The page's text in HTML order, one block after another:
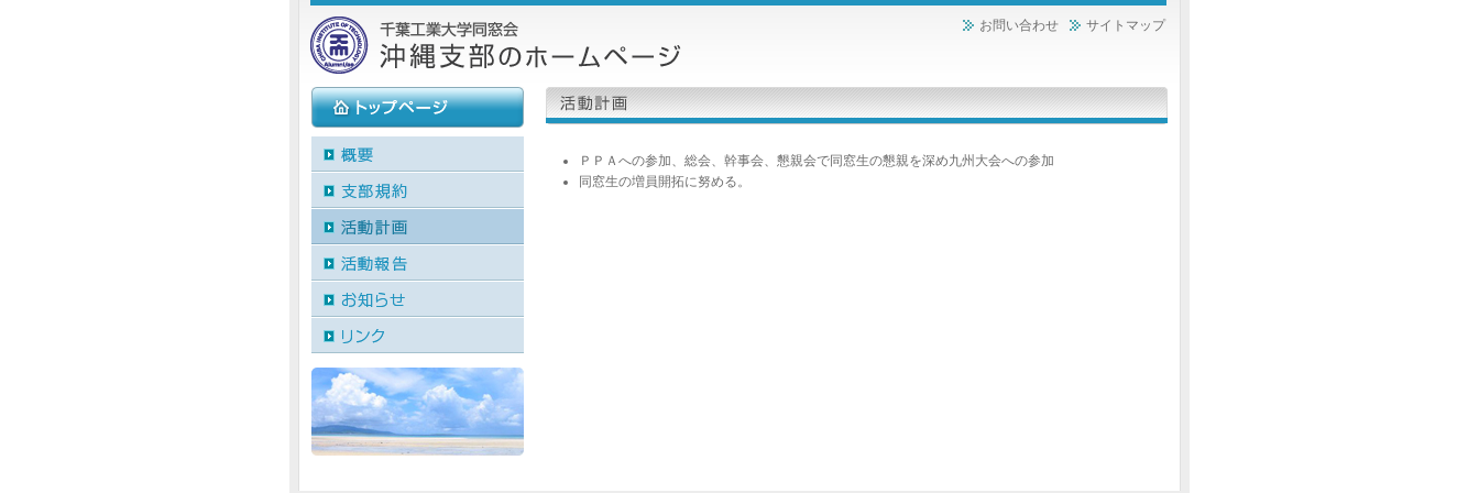
お問い合わせ サイトマップ
ＰＰＡへの参加、総会、幹事会、懇親会で同窓生の懇親を深め九州大会への参加
同窓生の増員開拓に努める。